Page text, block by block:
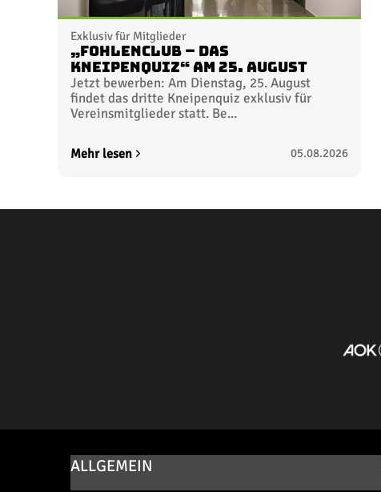
Exklusiv für Mitglieder
„FohlenClub – Das
Kneipenquiz“ am 25. August
Jetzt bewerben: Am Dienstag, 25. August
findet das dritte Kneipenquiz exklusiv für
Vereinsmitglieder statt. Be...
Mehr lesen 05.08.2026
ALLGEMEIN